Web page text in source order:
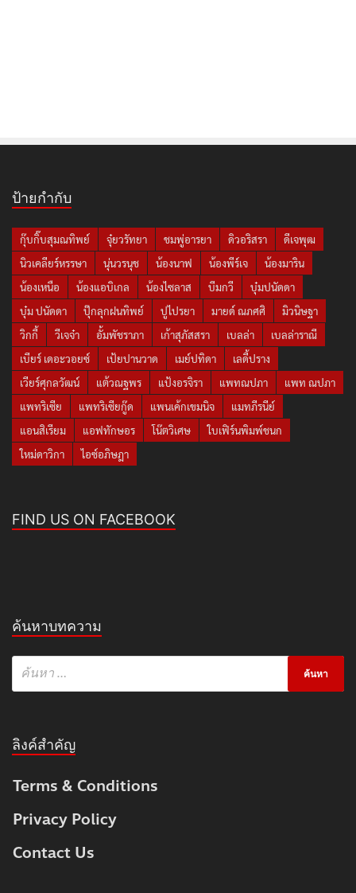
ป้ายกำกับ
กุ๊บกิ๊บสุมณทิพย์ จุ๋ยวรัทยา ชมพู่อารยา ดิวอริสรา
ดีเจพุฒ
นิวเคลียร์หรรษา
นุ่นวรนุช น้องนาฟ น้องพีร์เจ
น้องมาริน
น้องเหนือ
น้องแอบิเกล น้องไซลาส บีมกวี
บุ๋มปนัดดา
บุ๋ม ปนัดดา
ปุ๊กลุกฝนทิพย์ ปูไปรยา มายด์ ณภศศิ
มิวนิษฐา
วิกกี้
วีเจจ๋า อั้มพัชราภา เก้าสุภัสสรา เบลล่า
เบลล่าราณี
เบียร์ เดอะวอยซ์
เป้ยปานวาด เมย์ปทิดา
เลดี้ปราง
เวียร์ศุกลวัฒน์
แต้วณฐพร แป้งอรจิรา แพทณปภา
แพท ณปภา
แพทริเซีย
แพทริเซียกู๊ด แพนเค้กเขมนิจ
แมทภีรนีย์
แอนสิเรียม
แอฟทักษอร โน๊ตวิเศษ
ใบเฟิร์นพิมพ์ชนก
ใหม่ดาวิกา
ไอซ์อภิษฎา
FIND US ON FACEBOOK
ค้นหาบทความ
ลิงค์สำคัญ
Terms & Conditions
Privacy Policy
Contact Us